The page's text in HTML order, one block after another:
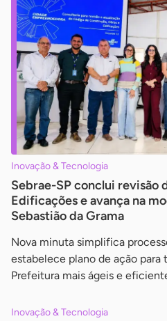
Inovação & Tecnologia
Sebrae-SP conclui revisão
Edificações e avança na
Sebastião da Grama
Nova minuta simplifica
estabelece plano de ação para
Prefeitura mais ágeis e
Inovação & Tecnologia